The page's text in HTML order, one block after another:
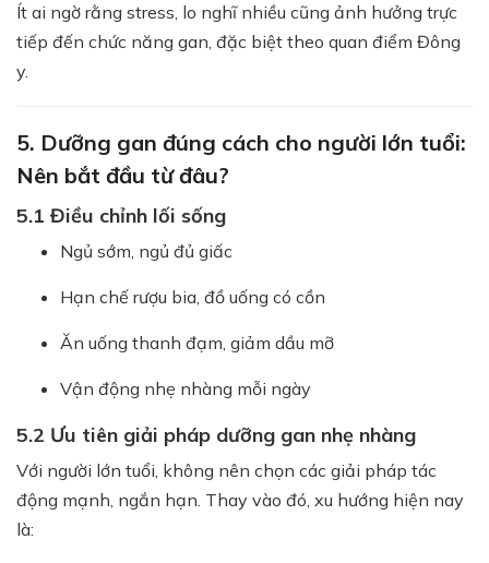
Ít ai ngờ rằng stress, lo nghĩ nhiều cũng ảnh hưởng trực
tiếp đến chức năng gan, đặc biệt theo quan điểm Đông
y.
5. Dưỡng gan đúng cách cho người lớn tuổi:
Nên bắt đầu từ đâu?
5.1 Điều chỉnh lối sống
Ngủ sớm, ngủ đủ giấc
Hạn chế rượu bia, đồ uống có cồn
Ăn uống thanh đạm, giảm dầu mỡ
Vận động nhẹ nhàng mỗi ngày
5.2 Ưu tiên giải pháp dưỡng gan nhẹ nhàng
Với người lớn tuổi, không nên chọn các giải pháp tác
động mạnh, ngắn hạn. Thay vào đó, xu hướng hiện nay
là: